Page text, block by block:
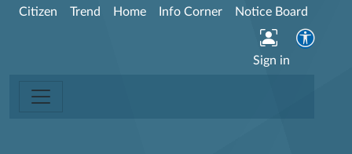
Citizen Trend Home Info Corner Notice Board
Sign in